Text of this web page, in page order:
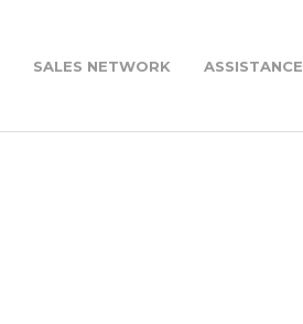
SALES NETWORK ASSISTANCE